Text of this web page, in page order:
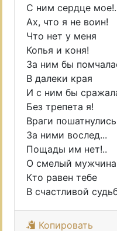
С ним сердце
Ах, что я не воин!
Что нет у меня
Копья и коня!
За ним бы
В далеки края
И с ним бы
Без трепета я!
Враги
За ними вослед...
Пощады им нет!..
О смелый
Кто равен тебе
В счастливой
Копировать